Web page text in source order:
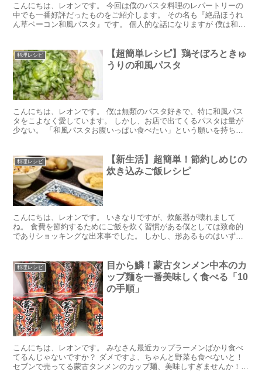
こんにちは、レオンです。 今回は僕のパスタ料理のレパートリーの
中でも一番好評だったものをご紹介します。 その名も『絶品ほうれ
ん草ベーコン和風パスタ』です。 個人的な話になりますが 僕は和風
料理レシピ
【超簡単レシピ】鶏そぼろときゅ
うりの和風パスタ
こんにちは、レオンです。 僕は無類のパスタ好きで、特に和風パス
タをこよなく愛しています。 しかし、お店で出てくるパスタは量が
少ない。 「和風パスタお腹いっぱい食べたい」という願いを持ち続
料理レシピ
【新生活】超簡単！節約しめじの
炊き込みご飯レシピ
こんにちは、レオンです。 いきなりですが、炊飯器が壊れまして
ね。 食費を節約するためにご飯を炊く習慣がある僕としては致命的
でありショッキングな出来事でした。 しかし、形あるものはいずれ
料理レシピ
目から鱗！蒙古タンメン中本のカ
ップ麺を一番美味しく食べる「10
の手順」
こんにちは、レオンです。 みなさん最近カップラーメンばかり食べ
てるんじゃないですか？ ダメですよ、ちゃんと野菜も食べないと！
セブンで売ってる蒙古タンメンのカップ麺、美味しすぎませんか！？